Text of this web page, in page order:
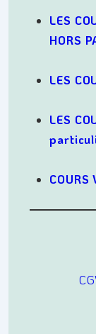
LES
HORS
LES
LES
COURS